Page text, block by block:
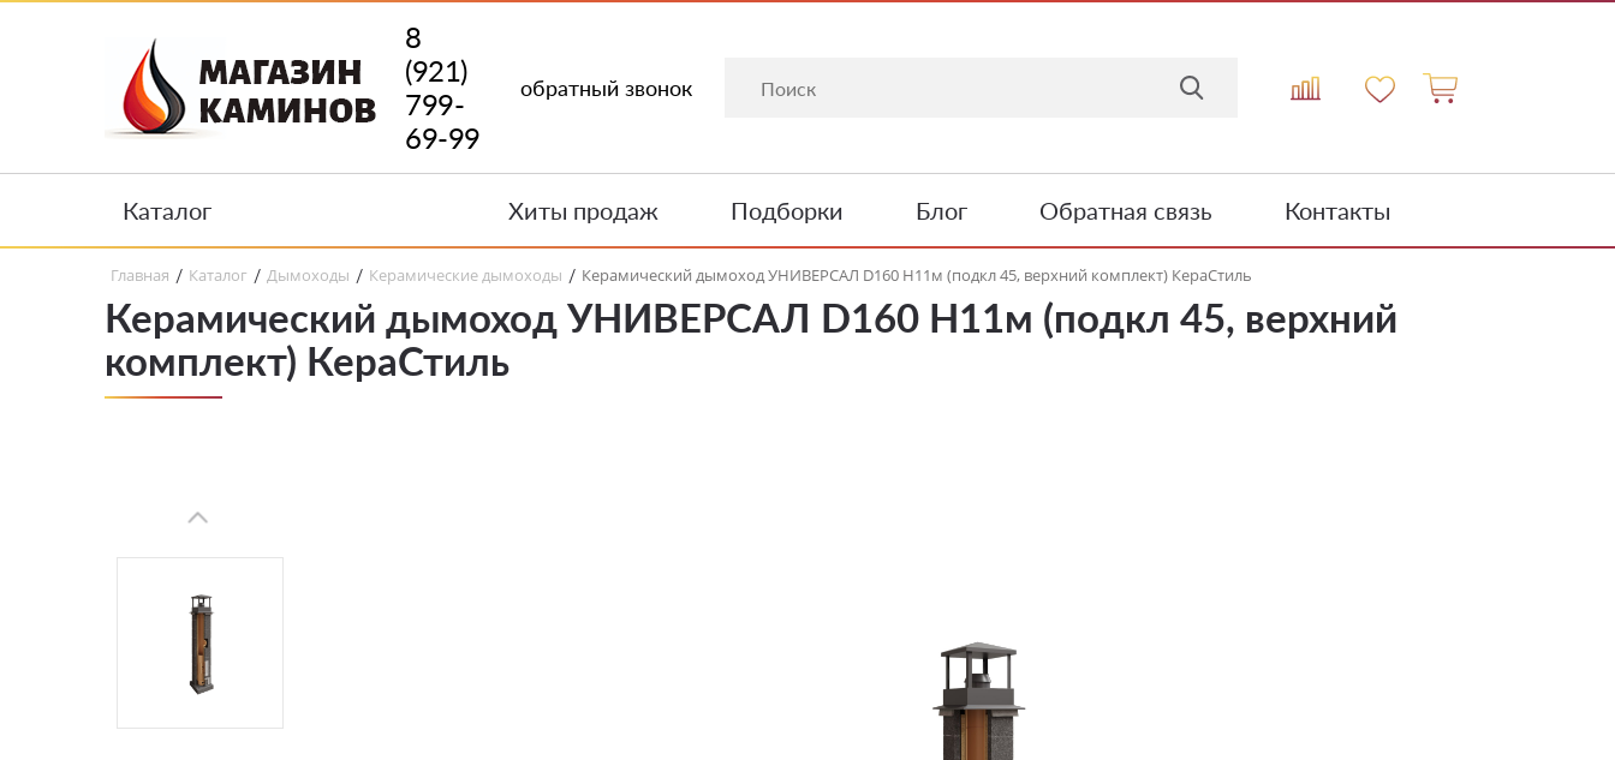
8
(921)
799-
69-99
обратный звонок
Каталог Хиты продаж Подборки Блог Обратная связь Контакты
Главная / Каталог / Дымоходы / Керамические дымоходы / Керамический дымоход УНИВЕРСАЛ D160 H11м (подкл 45, верхний комплект) КераСтиль
Керамический дымоход УНИВЕРСАЛ D160 H11м (подкл 45, верхний
комплект) КераСтиль